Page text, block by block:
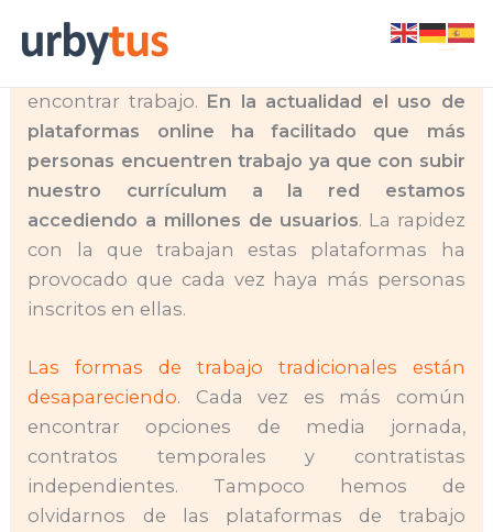
Nadie pondría en duda que las nuevas
tecnologías han revolucionado la forma de
encontrar trabajo. En la actualidad el uso de
plataformas online ha facilitado que más
personas encuentren trabajo ya que con subir
nuestro currículum a la red estamos
accediendo a millones de usuarios. La rapidez
con la que trabajan estas plataformas ha
provocado que cada vez haya más personas
inscritos en ellas.
Las formas de trabajo tradicionales están
desapareciendo. Cada vez es más común
encontrar opciones de media jornada,
contratos temporales y contratistas
independientes. Tampoco hemos de
olvidarnos de las plataformas de trabajo